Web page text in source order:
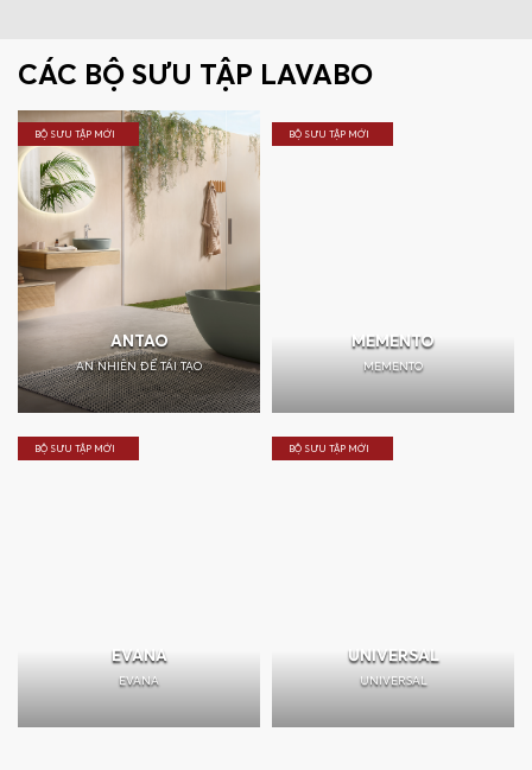
CÁC BỘ SƯU TẬP LAVABO
BỘ SƯU TẬP MỚI
ANTAO
AN NHIÊN ĐỂ TÁI TẠO
BỘ SƯU TẬP MỚI
MEMENTO
MEMENTO
BỘ SƯU TẬP MỚI
EVANA
EVANA
BỘ SƯU TẬP MỚI
UNIVERSAL
UNIVERSAL